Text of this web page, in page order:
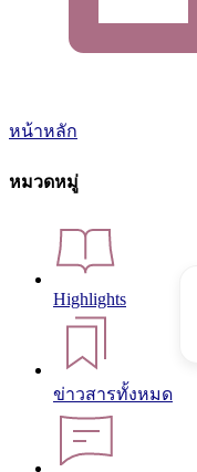
หน้าหลัก
หมวดหมู่
Highlights
ข่าวสารทั้งหมด